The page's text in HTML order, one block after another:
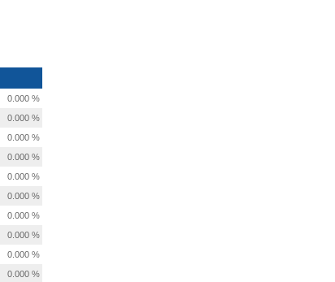
0.000 %
0.000 %
0.000 %
0.000 %
0.000 %
0.000 %
0.000 %
0.000 %
0.000 %
0.000 %